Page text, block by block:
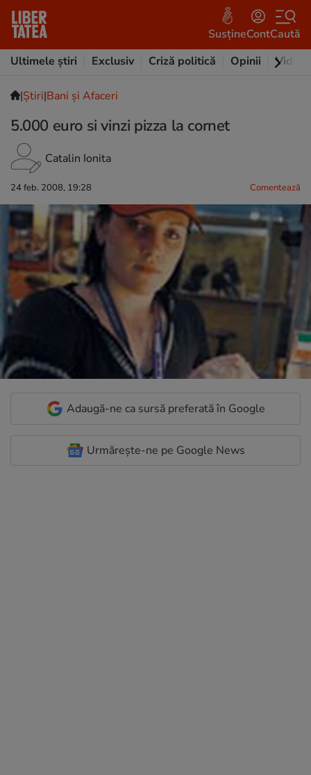
SusțineContCaută
Ultimele știri
Exclusiv Criză politică Opinii Video
|Ştiri|Bani și Afaceri
5.000 euro si vinzi pizza la cornet
Catalin Ionita
24 feb. 2008, 19:28 Comentează
Adaugă-ne ca sursă preferată în Google
Urmărește-ne pe Google News